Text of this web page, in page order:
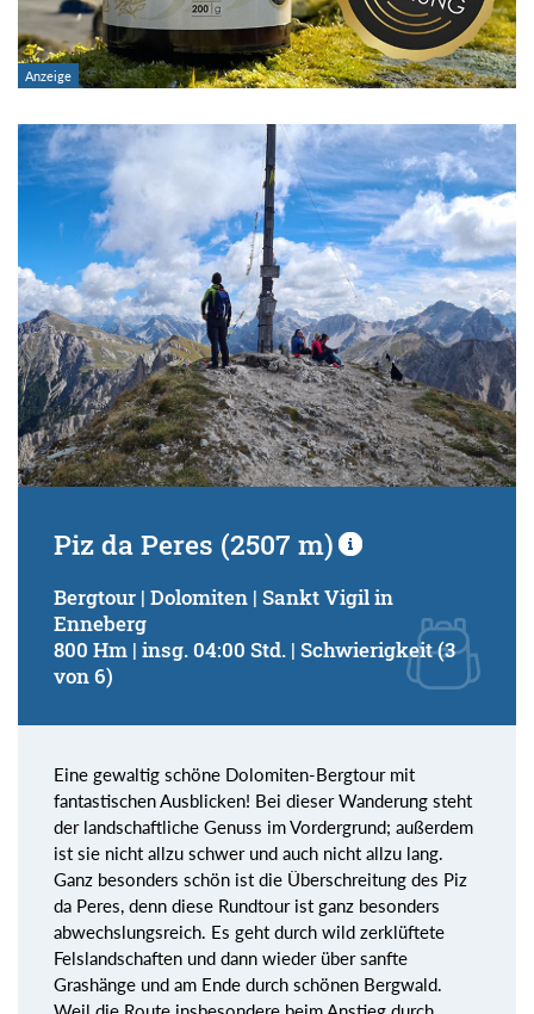
Piz da Peres (2507 m)
Bergtour | Dolomiten | Sankt Vigil in
Enneberg
800 Hm | insg. 04:00 Std. | Schwierigkeit (3
von 6)
Eine gewaltig schöne Dolomiten-Bergtour mit
fantastischen Ausblicken! Bei dieser Wanderung steht
der landschaftliche Genuss im Vordergrund; außerdem
ist sie nicht allzu schwer und auch nicht allzu lang.
Ganz besonders schön ist die Überschreitung des Piz
da Peres, denn diese Rundtour ist ganz besonders
abwechslungsreich. Es geht durch wild zerklüftete
Felslandschaften und dann wieder über sanfte
Grashänge und am Ende durch schönen Bergwald.